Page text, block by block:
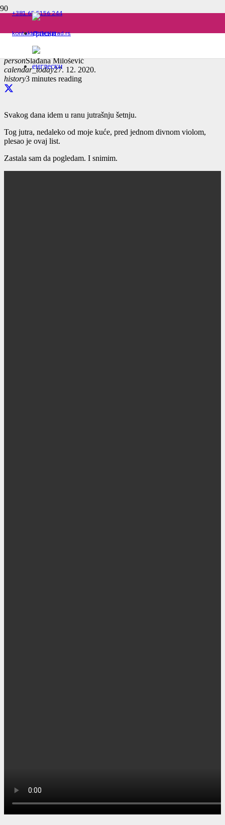
+381 65 5156 244
kontakt@plesigrad.rs
PLES I PRIRODA
personSlađana Milošević
calendar_today27. 12. 2020.
history3 minutes reading
Svakog dana idem u ranu jutrašnju šetnju.
Tog jutra, nedaleko od moje kuće, pred jednom divnom violom,
plesao je ovaj list.
Zastala sam da pogledam. I snimim.